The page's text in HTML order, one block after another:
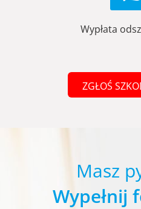
Wypłata
ZGŁOŚ
Masz
Wypełnij